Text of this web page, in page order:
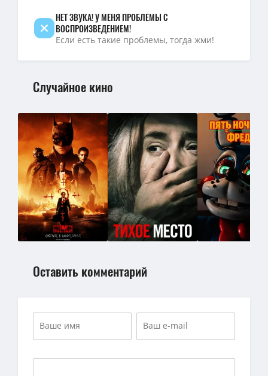
НЕТ ЗВУКА! У МЕНЯ ПРОБЛЕМЫ С
ВОСПРОИЗВЕДЕНИЕМ!
Если есть такие проблемы, тогда жми!
Случайное кино
Оставить комментарий